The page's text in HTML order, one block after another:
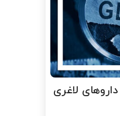
لاغری